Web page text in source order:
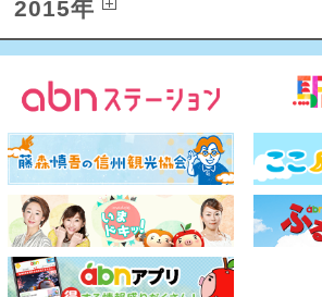
2015年